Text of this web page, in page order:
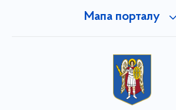
Мапа порталу